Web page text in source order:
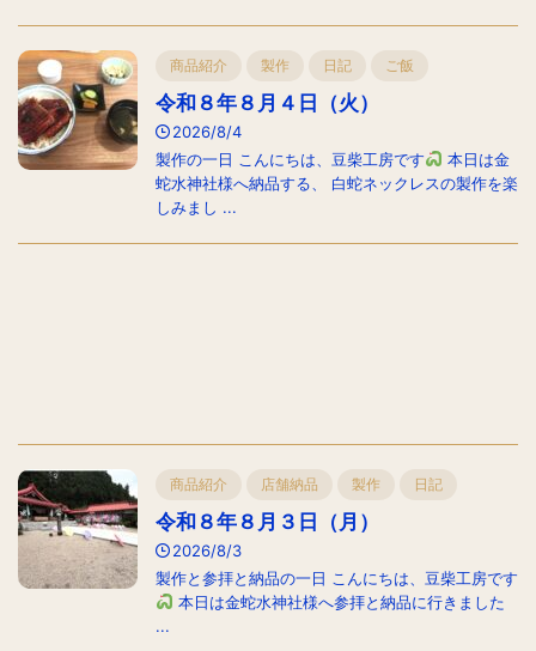
商品紹介 製作 日記 ご飯
令和８年８月４日（火）
2026/8/4
製作の一日 こんにちは、豆柴工房です
本日は金
蛇水神社様へ納品する、 白蛇ネックレスの製作を楽
しみまし ...
商品紹介 店舗納品 製作 日記
令和８年８月３日（月）
2026/8/3
製作と参拝と納品の一日 こんにちは、豆柴工房です
本日は金蛇水神社様へ参拝と納品に行きました
...